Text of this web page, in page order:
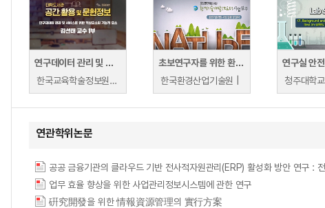
연구데이터 관리 및 서비스를 위한 핵심요소의 기능적 요건
한국교육학술정보원 | 김선태
초보연구자를 위한 환경기술개발(R&D) 사업 실무
한국환경산업기술원 |
연구실 안
연관학위논문
업무 효율 향상을 위한 사업관리정보시스템에 관한 연구
硏究開發을 위한 情報資源管理의 實行方案